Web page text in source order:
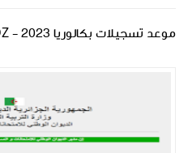
موعد تسجيلات بكالوريا 2023 - BAC.ONEC.DZ